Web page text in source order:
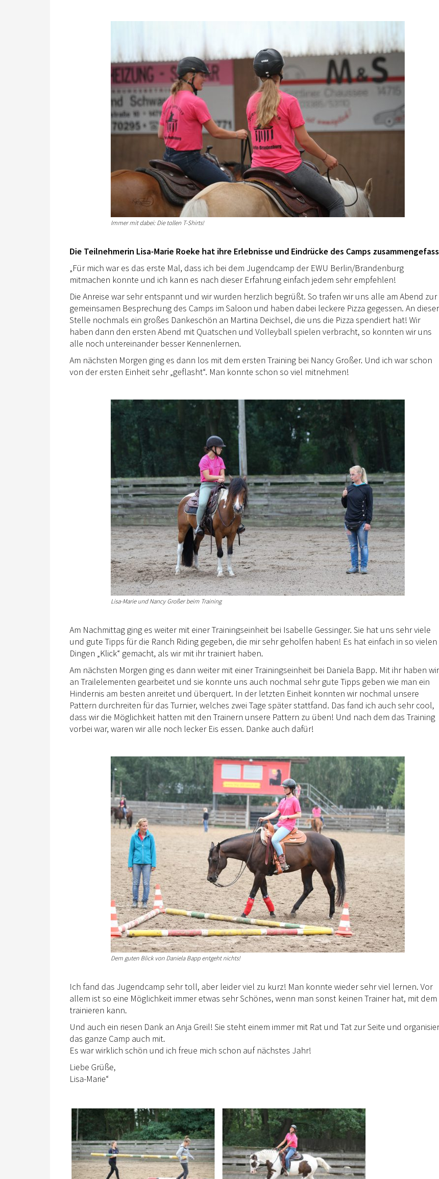
Immer mit dabei: Die tollen T-Shirts!
Die Teilnehmerin Lisa-Marie Roeke hat ihre Erlebnisse und Eindrücke des Camps
„Für mich war es das erste Mal, dass ich bei dem Jugendcamp der EWU Berlin/Brandenburg
mitmachen konnte und ich kann es nach dieser Erfahrung einfach jedem sehr empfehlen!
Die Anreise war sehr entspannt und wir wurden herzlich begrüßt. So trafen wir uns alle am Abend zur
gemeinsamen Besprechung des Camps im Saloon und haben dabei leckere Pizza gegessen. An dieser
Stelle nochmals ein großes Dankeschön an Martina Deichsel, die uns die Pizza spendiert hat! Wir
haben dann den ersten Abend mit Quatschen und Volleyball spielen verbracht, so konnten wir uns
alle noch untereinander besser Kennenlernen.
Am nächsten Morgen ging es dann los mit dem ersten Training bei Nancy Großer. Und ich war schon
von der ersten Einheit sehr „geflasht“. Man konnte schon so viel mitnehmen!
Lisa-Marie und Nancy Großer beim Training
Am Nachmittag ging es weiter mit einer Trainingseinheit bei Isabelle Gessinger. Sie hat uns sehr viele
und gute Tipps für die Ranch Riding gegeben, die mir sehr geholfen haben! Es hat einfach in so vielen
Dingen „Klick“ gemacht, als wir mit ihr trainiert haben.
Am nächsten Morgen ging es dann weiter mit einer Trainingseinheit bei Daniela Bapp. Mit ihr haben wir
an Trailelementen gearbeitet und sie konnte uns auch nochmal sehr gute Tipps geben wie man ein
Hindernis am besten anreitet und überquert. In der letzten Einheit konnten wir nochmal unsere
Pattern durchreiten für das Turnier, welches zwei Tage später stattfand. Das fand ich auch sehr cool,
dass wir die Möglichkeit hatten mit den Trainern unsere Pattern zu üben! Und nach dem das Training
vorbei war, waren wir alle noch lecker Eis essen. Danke auch dafür!
Dem guten Blick von Daniela Bapp entgeht nichts!
Ich fand das Jugendcamp sehr toll, aber leider viel zu kurz! Man konnte wieder sehr viel lernen. Vor
allem ist so eine Möglichkeit immer etwas sehr Schönes, wenn man sonst keinen Trainer hat, mit dem
trainieren kann.
Und auch ein riesen Dank an Anja Greil! Sie steht einem immer mit Rat und Tat zur Seite und
das ganze Camp auch mit.
Es war wirklich schön und ich freue mich schon auf nächstes Jahr!
Liebe Grüße,
Lisa-Marie“